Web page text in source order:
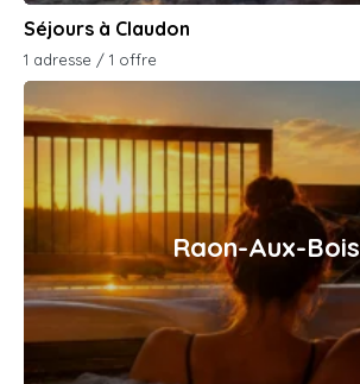
Séjours à Claudon
1 adresse / 1 offre
Raon-Aux-Bois